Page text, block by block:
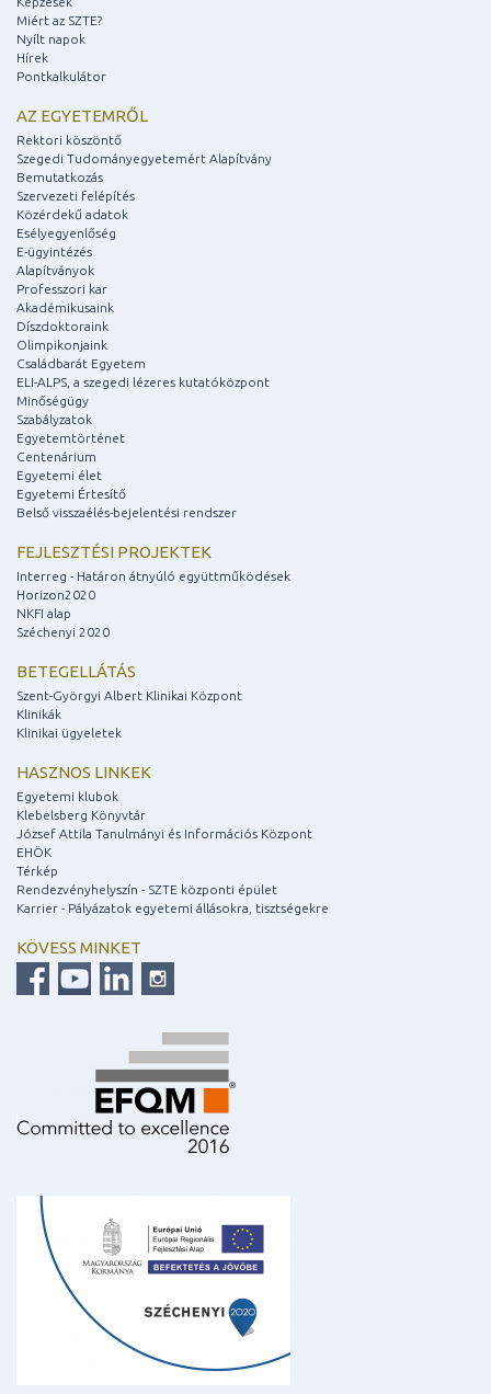
Miért az SZTE?
Nyílt napok
Hírek
Pontkalkulátor
AZ EGYETEMRŐL
Rektori köszöntő
Szegedi Tudományegyetemért Alapítvány
Bemutatkozás
Szervezeti felépítés
Közérdekű adatok
Esélyegyenlőség
E-ügyintézés
Alapítványok
Professzori kar
Akadémikusaink
Díszdoktoraink
Olimpikonjaink
Családbarát Egyetem
ELI-ALPS, a szegedi lézeres kutatóközpont
Minőségügy
Szabályzatok
Egyetemtörténet
Centenárium
Egyetemi élet
Egyetemi Értesítő
Belső visszaélés-bejelentési rendszer
FEJLESZTÉSI PROJEKTEK
Interreg - Határon átnyúló együttműködések
Horizon2020
NKFI alap
Széchenyi 2020
BETEGELLÁTÁS
Szent-Györgyi Albert Klinikai Központ
Klinikák
Klinikai ügyeletek
HASZNOS LINKEK
Egyetemi klubok
Klebelsberg Könyvtár
József Attila Tanulmányi és Információs Központ
EHÖK
Térkép
Rendezvényhelyszín - SZTE központi épület
Karrier - Pályázatok egyetemi állásokra, tisztségekre
KÖVESS MINKET